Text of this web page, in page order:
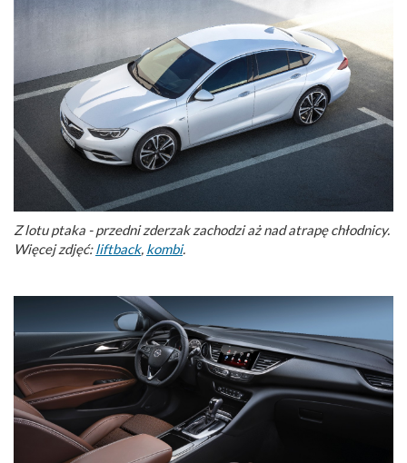
Z lotu ptaka - przedni zderzak zachodzi aż nad atrapę chłodnicy.
Więcej zdjęć:liftback, kombi.